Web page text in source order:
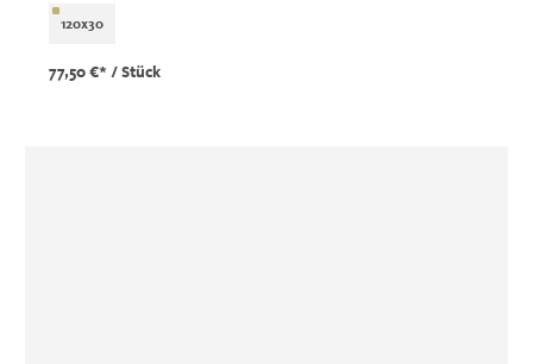
120x30
77,50 €* / Stück